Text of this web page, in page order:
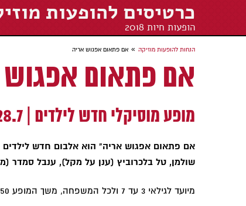
כרטיסים להופעות
הופעות חיות 2018
הנחות להופעות מוזיקה » אם פתאום אפגוש אריה
אם פתאום אפגוש
מופע מוסיקלי חדש לילדים | 28.7
אם פתאום אפגוש אריה" הוא אלבום חדש לילדים
שולמן, טל בלכרוביץ (ענן על מקל), ענבל סמדר
מיועד לגילאי 3 עד 7 ולכל המשפחה, משך המופע 50 דקות